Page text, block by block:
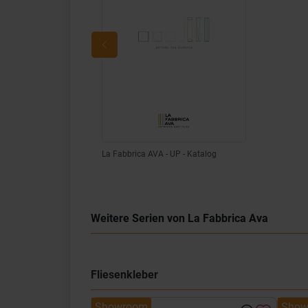
La Fabbrica AVA - UP - Katalog
Weitere Serien von La Fabbrica Ava
Fliesenkleber